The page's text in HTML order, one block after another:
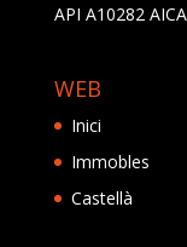
API A10282
WEB
Inici
Immobles
Castellà